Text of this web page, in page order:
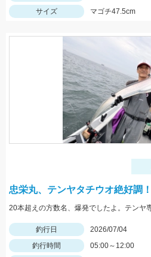
サイズ
マゴチ47.5cm
忠栄丸、テンヤタチウオ絶好調！
釣行日
2026/07/04
釣行時間
05:00～12:00